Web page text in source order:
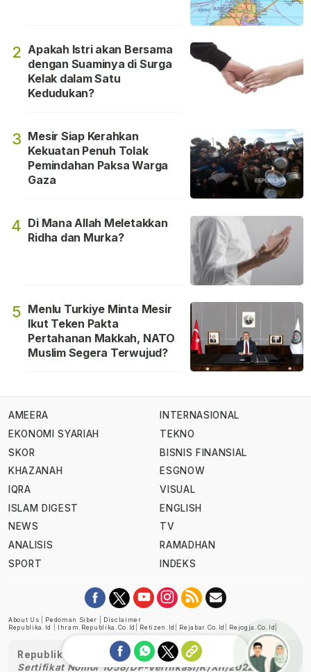
2 Apakah Istri akan Bersama
dengan Suaminya di Surga
Kelak dalam Satu
Kedudukan?
3 Mesir Siap Kerahkan
Kekuatan Penuh Tolak
Pemindahan Paksa Warga
Gaza
4 Di Mana Allah Meletakkan
Ridha dan Murka?
5 Menlu Turkiye Minta Mesir
Ikut Teken Pakta
Pertahanan Makkah, NATO
Muslim Segera Terwujud?
AMEERA
EKONOMI SYARIAH
SKOR
KHAZANAH
IQRA
ISLAM DIGEST
NEWS
ANALISIS
SPORT
INTERNASIONAL
TEKNO
BISNIS FINANSIAL
ESGNOW
VISUAL
ENGLISH
TV
RAMADHAN
INDEKS
About Us Pedoman Siber
Disclaimer
Republika.id
Ihram.republika.co.id Retizen.id Rejabar.co.id Rejogja.co.id
Republika telah diverifikasi oleh Dewan Pers
Sertifikat Nomor 1058/DP-Verifikasi/K/XII/2022